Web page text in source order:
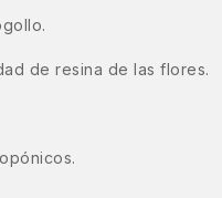
de resina de las flores.